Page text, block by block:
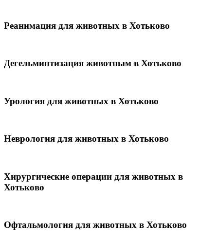
Реанимация для животных в Хотьково
Дегельминтизация животным в Хотьково
Урология для животных в Хотьково
Неврология для животных в Хотьково
Хирургические операции для животных в
Хотьково
Офтальмология для животных в Хотьково